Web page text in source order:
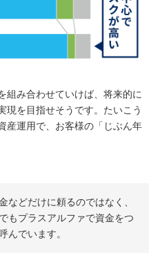
組み合わせていけば、将来的に
現を目指せそうです。たいこう
産運用で、お客様の「じぶん年
どだけに頼るのではなく、
もプラスアルファで資金をつ
んでいます。